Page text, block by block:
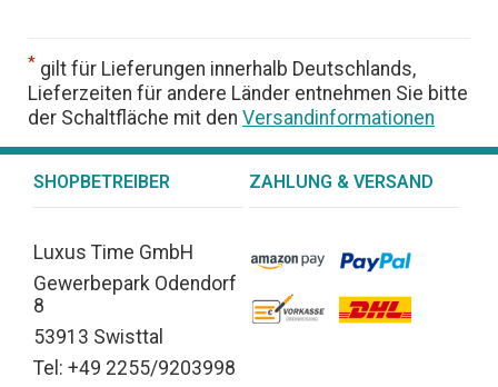
* gilt für Lieferungen innerhalb Deutschlands,
Lieferzeiten für andere Länder entnehmen Sie bitte
der Schaltfläche mit den Versandinformationen
SHOPBETREIBER
Luxus Time GmbH
Gewerbepark Odendorf
8
53913 Swisttal
Tel: +49 2255/9203998
ZAHLUNG & VERSAND